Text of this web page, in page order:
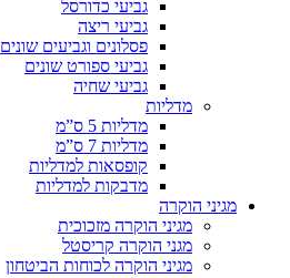
גביעי כדורסל
גביעי ריצה
פסלונים וגביעים שונים
גביעי ספורט שונים
גביעי שחיה
מדליות
מדליות 5 ס”מ
מדליות 7 ס”מ
קופסאות למדליות
מדבקות למדליות
מגיני הוקרה
מגיני הוקרה מזכוכית
מגני הוקרה קריסטל
מגיני הוקרה לכוחות הביטחון